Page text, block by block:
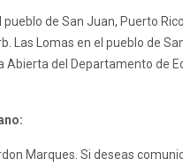
de San Juan, Puerto
Las Lomas en el pueblo de
Abierta del Departamento de
Marques. Si deseas